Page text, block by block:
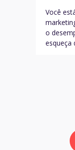
Você
o
esqueça